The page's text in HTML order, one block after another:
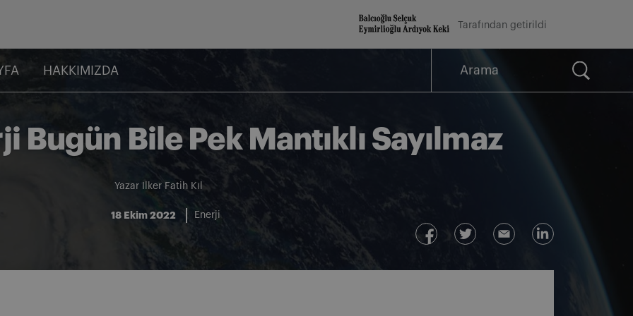
Tarafından getirildi
HAKKIMIZDA
Bugün Bile Pek Mantıklı Sayılmaz
Yazar Ilker Fatih Kıl
18 Ekim 2022 Enerji